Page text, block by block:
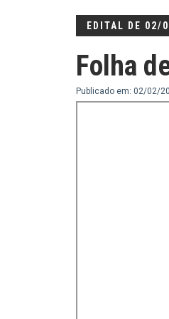
EDITAL DE 02/
Folha
Publicado em: 02/02/